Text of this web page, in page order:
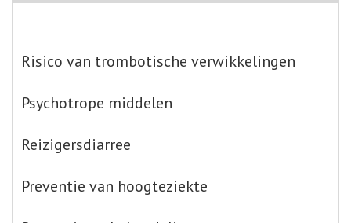
Risico van trombotische verwikkelingen
Psychotrope middelen
Reizigersdiarree
Preventie van hoogteziekte